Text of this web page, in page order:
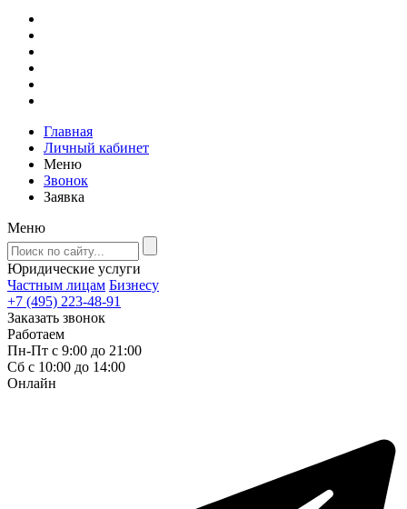
Главная
Личный кабинет
Меню
Звонок
Заявка
Меню
Юридические услуги
Частным лицам Бизнесу
+7 (495) 223-48-91
Заказать звонок
Работаем
Пн-Пт с 9:00 до 21:00
Сб с 10:00 до 14:00
Онлайн